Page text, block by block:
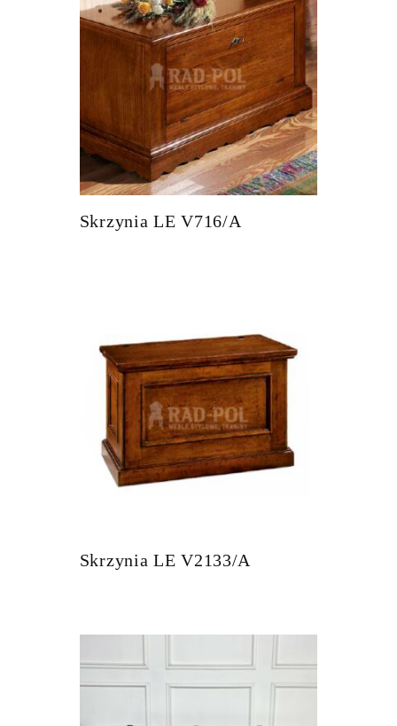
Skrzynia LE V716/A
Skrzynia LE V2133/A